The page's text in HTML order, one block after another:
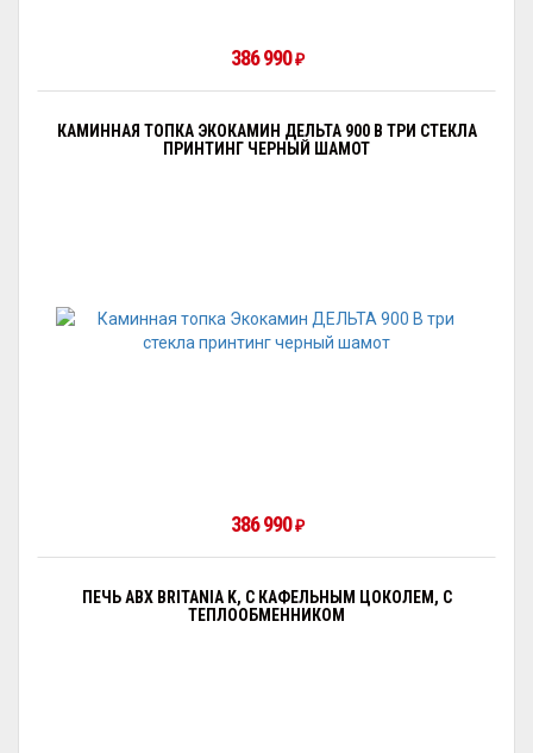
386 990₽
КАМИННАЯ ТОПКА ЭКОКАМИН ДЕЛЬТА 900 B ТРИ СТЕКЛА
ПРИНТИНГ ЧЕРНЫЙ ШАМОТ
386 990₽
ПЕЧЬ ABX BRITANIA K, С КАФЕЛЬНЫМ ЦОКОЛЕМ, С
ТЕПЛООБМЕННИКОМ